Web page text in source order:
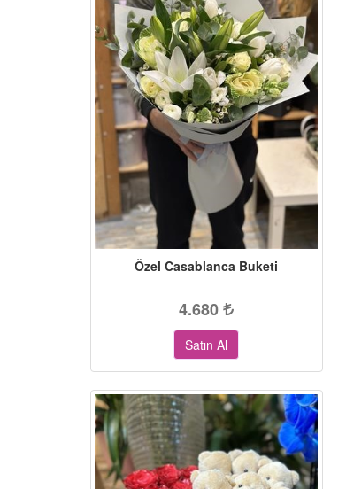
Özel Casablanca Buketi
4.680
Satın Al